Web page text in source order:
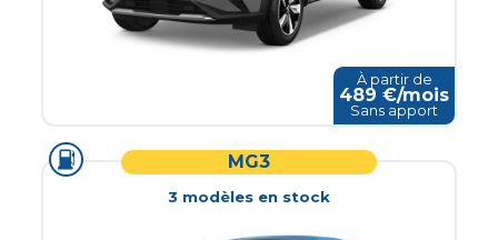
À partir de
489 €/mois
Sans apport
MG3
3 modèles en stock